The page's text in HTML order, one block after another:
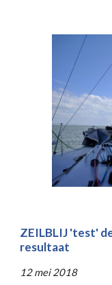
ZEILBLIJ 'test'
resultaat
12 mei 2018